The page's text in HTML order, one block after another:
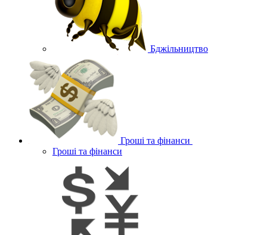
Бджільництво
Гроші та фінанси
Гроші та фінанси